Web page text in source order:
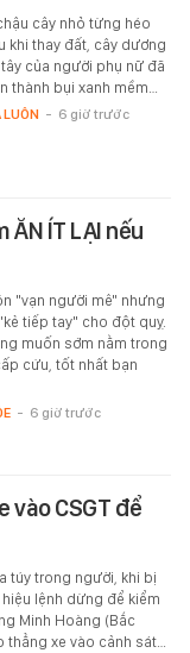
cây nhỏ từng héo
khi thay đất, cây dương
của người phụ nữ đã
thành bụi xanh mềm…
LUÔN - 6 giờ trước
ĂN ÍT LẠI nếu
"vạn người mê" nhưng
tiếp tay" cho đột quỵ.
muốn sớm nằm trong
cứu, tốt nhất bạn
- 6 giờ trước
vào CSGT để
túy trong người, khi bị
hiệu lệnh dừng để kiểm
Minh Hoàng (Bắc
thẳng xe vào cảnh sát…